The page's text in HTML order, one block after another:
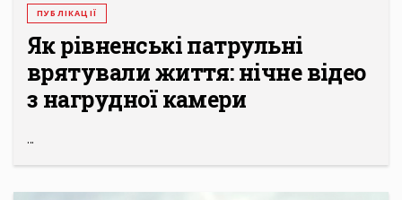
ПУБЛІКАЦІЇ
Як рівненські патрульні
врятували життя: нічне відео
з нагрудної камери
...